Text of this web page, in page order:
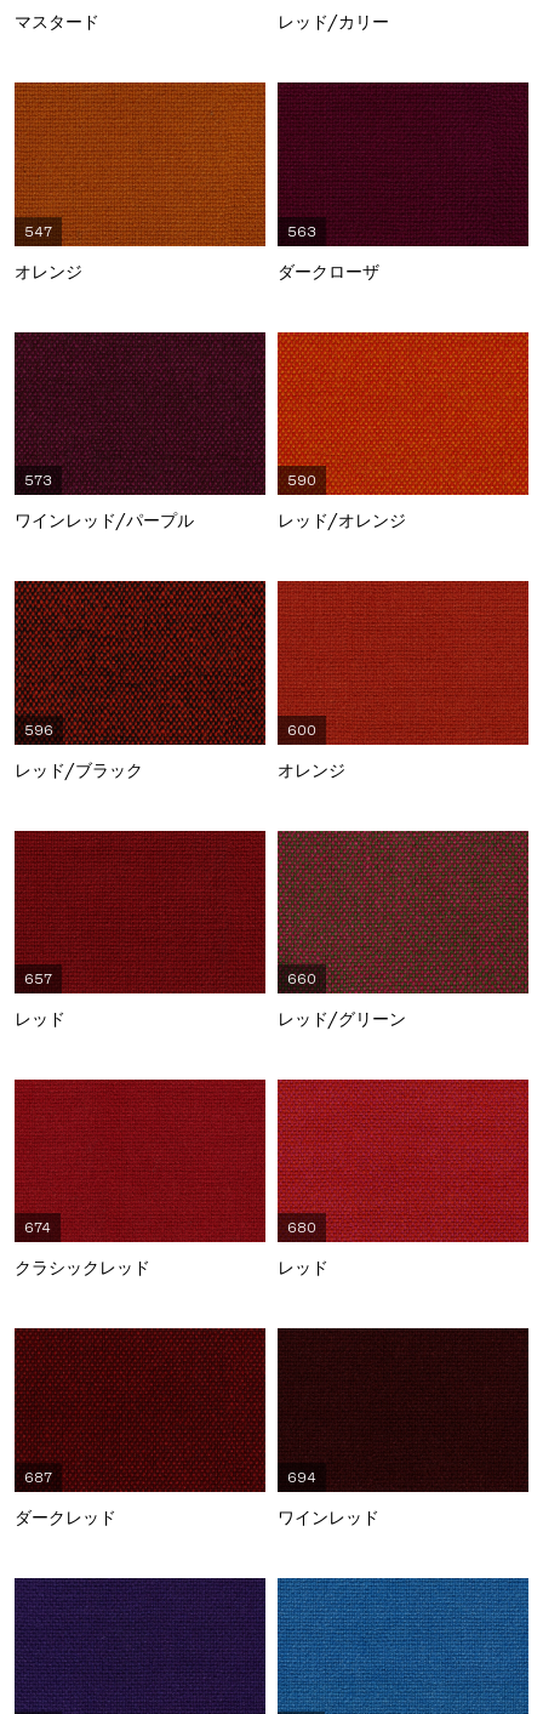
マスタード レッド/カリー
547
オレンジ
563
ダークローザ
573
ワインレッド/パープル
590
レッド/オレンジ
596
レッド/ブラック
600
オレンジ
657
レッド
660
レッド/グリーン
674
クラシックレッド
680
レッド
687
ダークレッド
694
ワインレッド